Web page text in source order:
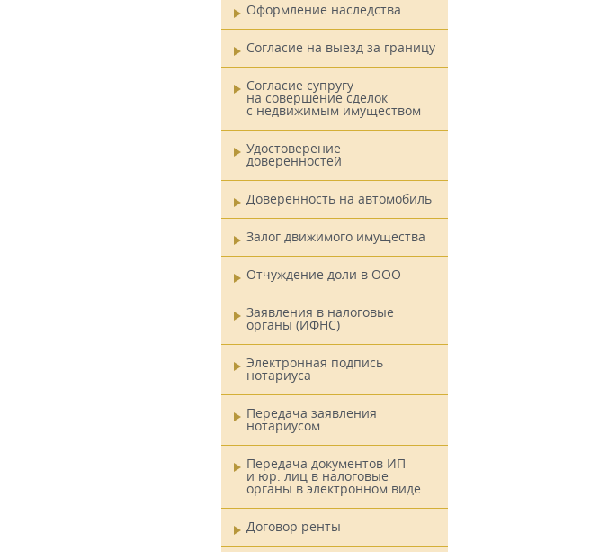
Оформление наследства
Согласие на выезд за границу
Согласие супругу
на совершение сделок
с недвижимым имуществом
Удостоверение
доверенностей
Доверенность на автомобиль
Залог движимого имущества
Отчуждение доли в ООО
Заявления в налоговые
органы (ИФНС)
Электронная подпись
нотариуса
Передача заявления
нотариусом
Передача документов ИП
и юр. лиц в налоговые
органы в электронном виде
Договор ренты